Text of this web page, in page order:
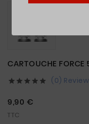
CARTOUCHE
     (0)
9,90 €
TTC